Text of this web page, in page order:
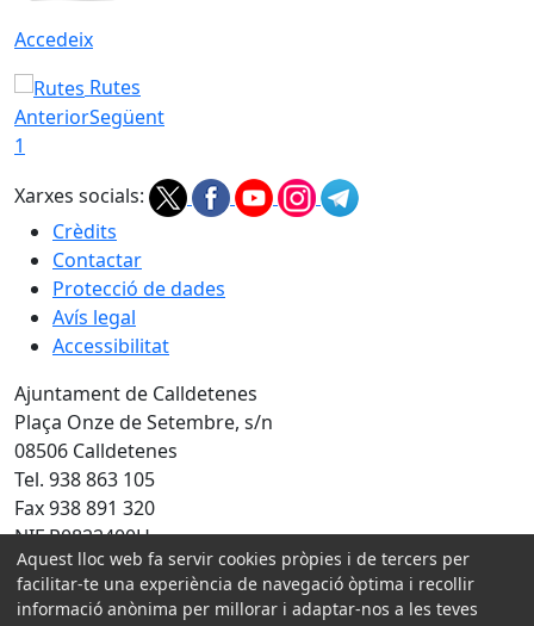
Accedeix
Rutes
AnteriorSegüent
1
Xarxes socials:
Crèdits
Contactar
Protecció de dades
Avís legal
Accessibilitat
Ajuntament de Calldetenes
Plaça Onze de Setembre, s/n
08506 Calldetenes
Tel. 938 863 105
Fax 938 891 320
NIF P0822400H
Amb la col·laboració de:
Aquest lloc web fa servir cookies pròpies i de tercers per
facilitar-te una experiència de navegació òptima i recollir
informació anònima per millorar i adaptar-nos a les teves